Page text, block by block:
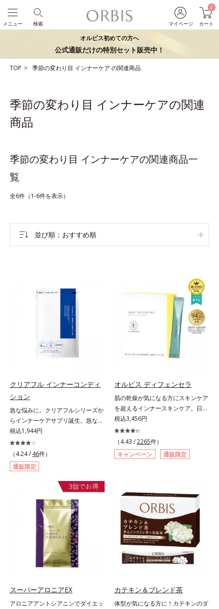
マイページ
0
カート
検索
メニュー
オルビス初めての方へ
公式通販だけの特別セット販売中！
TOP 季節の変わり目 インナーケア の関連商品
季節の変わり目 インナーケアの関連
商品
季節の変わり目 インナーケアの関連商品一
覧
全6件（1-6件を表示）
並び順 おすすめ順
クリアフル インナーコンディ
ション
急な悩みに。クリアフルシリーズか
らインナーケアサプリ誕生。急な悩
みに。ケアに行き詰まったすべての
女性に送る、「クリアフルシリー
ズ」のオールインワンサプリメント
です。ビタミンB1とB2を配合。ビ
タミンB6とビタミンCは、タイムリ
リース加工でじっくり時間をかけて
放出されます。またすこやかな美し
さのために、和漢植物由来成分とセ
ラミドをプラス。さらにストレス社
会に負けないためのGABAも配合し
ました。現代社会を生き抜く女性の
すこやかな毎日を応援します。
税込1,944円
（4.24 / 46件）
通販限定
オルビス ディフェンセラ
肌の乾燥が気になる方にスキンケア
を超えるインナースキンケア。日本
初(*1)“肌にもトクホ(*2)”！肌の乾燥
が気になる方に。高純度に精製した
米胚芽由来のグルコシルセラミドを
配合。「肌の水分を逃しにくくする
ため、肌の乾燥が気になる方に適し
アです。“飲むスキンケア”だから、
顔だけでなく、背中や足など、スキ
ンケア機能は全身にも。なかなか手
が回らない、ボディの乾燥対策にも
おすすめです。ゆずの爽やかな香り
とすっきりとした酸味が特徴の「ゆ
ず風味」、芳醇なマスカットの香り
とさっぱりとした酸味が楽しめる
ーチ風味」の3種のフレーバーをご
用意。その日の気分に合わせてチョ
税込3,456円
（4.43 /2265件）
キャンペーン
通販限定
スーパーアロニアEX
アロニアアントシアニンでダイエッ
カテキン＆ブレンド茶
体型が気になる方に！カテキンのダ